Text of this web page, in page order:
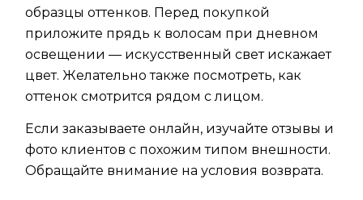
образцы оттенков. Перед покупкой
приложите прядь к волосам при дневном
освещении — искусственный свет искажает
цвет. Желательно также посмотреть, как
оттенок смотрится рядом с лицом.
Если заказываете онлайн, изучайте отзывы и
фото клиентов с похожим типом внешности.
Обращайте внимание на условия возврата.